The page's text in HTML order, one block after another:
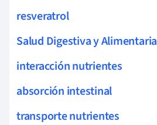
resveratrol
Salud Digestiva y Alimentaria
interacción nutrientes
absorción intestinal
transporte nutrientes